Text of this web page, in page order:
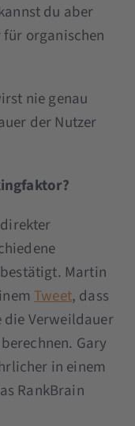
du aber
organischen
nie genau
der Nutzer
Martin
Tweet, dass
die Verweildauer
Gary
in einem
RankBrain